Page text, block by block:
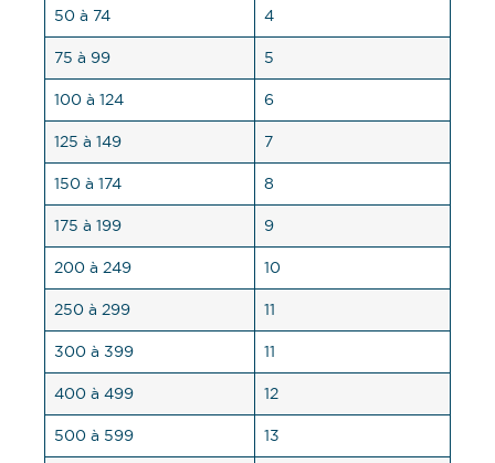
50 à 74 4
75 à 99 5
100 à 124 6
125 à 149 7
150 à 174 8
175 à 199 9
200 à 249 10
250 à 299 11
300 à 399 11
400 à 499 12
500 à 599 13